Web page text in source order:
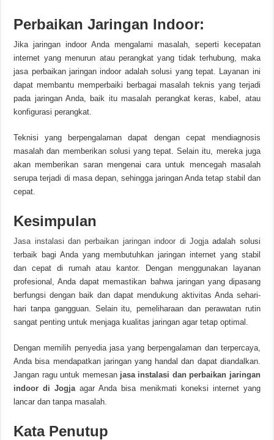
Perbaikan Jaringan Indoor:
Jika jaringan indoor Anda mengalami masalah, seperti kecepatan
internet yang menurun atau perangkat yang tidak terhubung, maka
jasa perbaikan jaringan indoor adalah solusi yang tepat. Layanan ini
dapat membantu memperbaiki berbagai masalah teknis yang terjadi
pada jaringan Anda, baik itu masalah perangkat keras, kabel, atau
konfigurasi perangkat.
Teknisi yang berpengalaman dapat dengan cepat mendiagnosis
masalah dan memberikan solusi yang tepat. Selain itu, mereka juga
akan memberikan saran mengenai cara untuk mencegah masalah
serupa terjadi di masa depan, sehingga jaringan Anda tetap stabil dan
cepat.
Kesimpulan
Jasa instalasi dan perbaikan jaringan indoor di Jogjaadalah solusi
terbaik bagi Anda yang membutuhkan jaringan internet yang stabil
dan cepat di rumah atau kantor. Dengan menggunakan layanan
profesional, Anda dapat memastikan bahwa jaringan yang dipasang
berfungsi dengan baik dan dapat mendukung aktivitas Anda sehari-
hari tanpa gangguan. Selain itu, pemeliharaan dan perawatan rutin
sangat penting untuk menjaga kualitas jaringan agar tetap optimal.
Dengan memilih penyedia jasa yang berpengalaman dan terpercaya,
Anda bisa mendapatkan jaringan yang handal dan dapat diandalkan.
Jangan ragu untuk memesan jasa instalasi dan perbaikan jaringan
indoor di Jogja agar Anda bisa menikmati koneksi internet yang
lancar dan tanpa masalah.
Kata Penutup